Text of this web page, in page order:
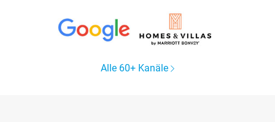
Alle 60+ Kanäle